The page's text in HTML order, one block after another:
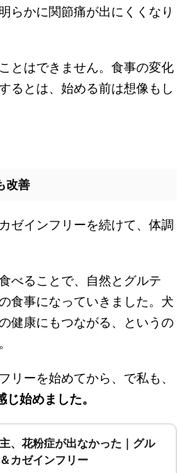
らかに関節痛が出にくくなり
とはできません。食事の変化
るとは、始める前は想像もし
改善
ゼインフリーを続けて、体調
べることで、自然とグルテ
食事になっていきました。犬
健康にもつながる、というの
リーを始めてから、で私も、
始めました。
、花粉症が出なかった｜グル
カゼインフリー